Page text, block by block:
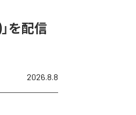
を配信
2026.8.8